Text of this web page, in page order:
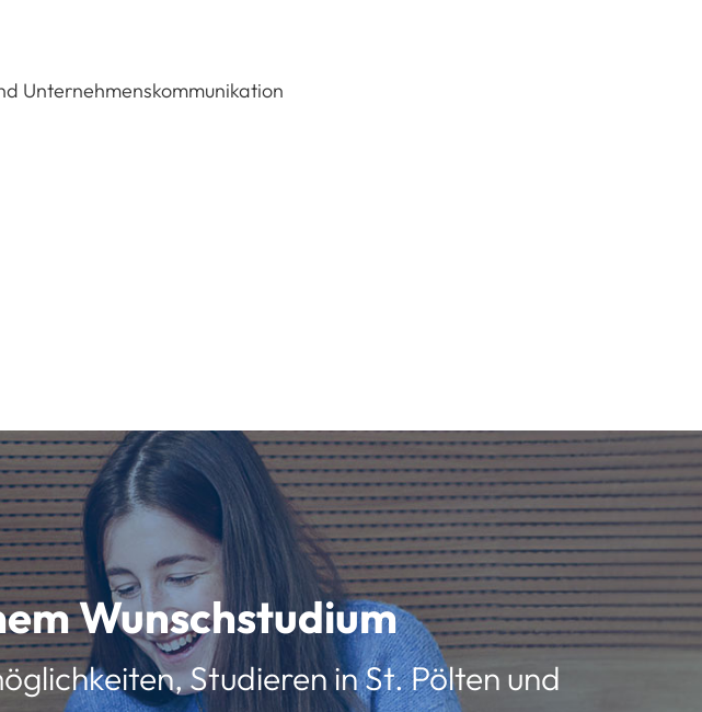
Unternehmenskommunikation
Wunschstudium
Studieren in St. Pölten und